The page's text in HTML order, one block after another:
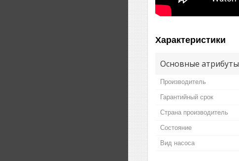
Характеристики
Основные атрибуты
Производитель
Гарантийный срок
Страна производитель
Состояние
Вид насоса